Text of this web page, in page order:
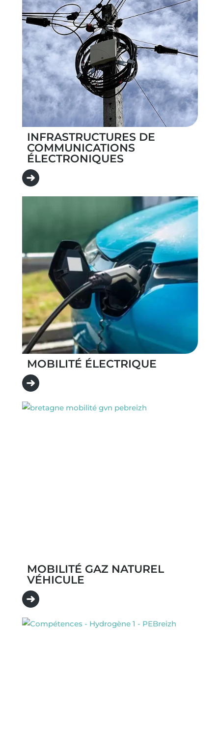
INFRASTRUCTURES DE
COMMUNICATIONS
ÉLECTRONIQUES
MOBILITÉ ÉLECTRIQUE
MOBILITÉ GAZ NATUREL
VÉHICULE